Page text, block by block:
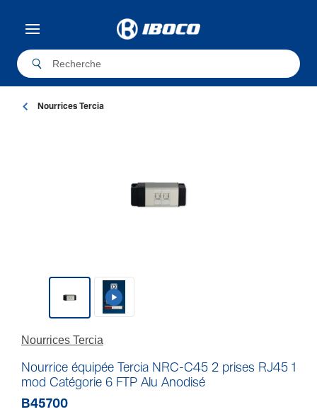
Nourrices Tercia
Nourrices Tercia
Nourrice équipée Tercia NRC-C45 2 prises RJ45 1
mod Catégorie 6 FTP Alu Anodisé
B45700